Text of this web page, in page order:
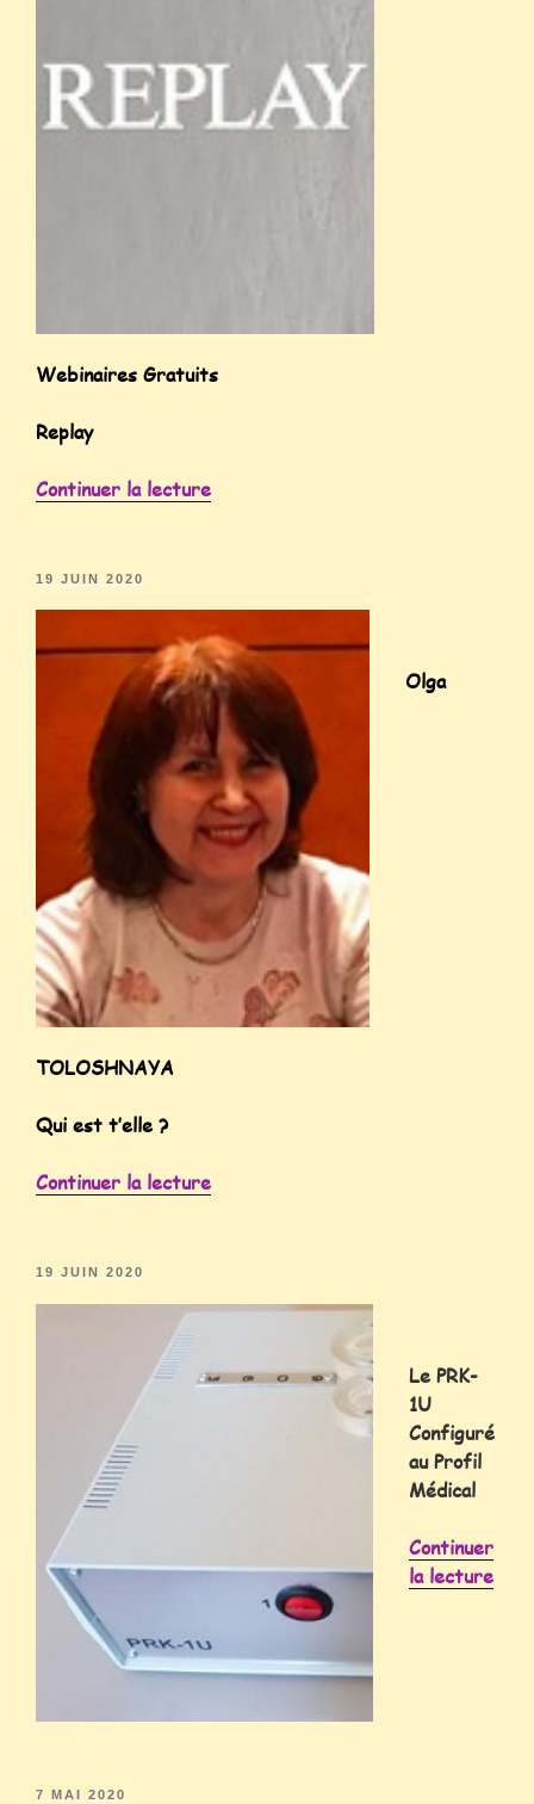
Webinaires Gratuits
Replay
Continuer la lecture
19 JUIN 2020
Olga
TOLOSHNAYA
Qui est t’elle ?
Continuer la lecture
19 JUIN 2020
Le PRK-
1U
Configuré
au Profil
Médical
Continuer
la lecture
7 MAI 2020